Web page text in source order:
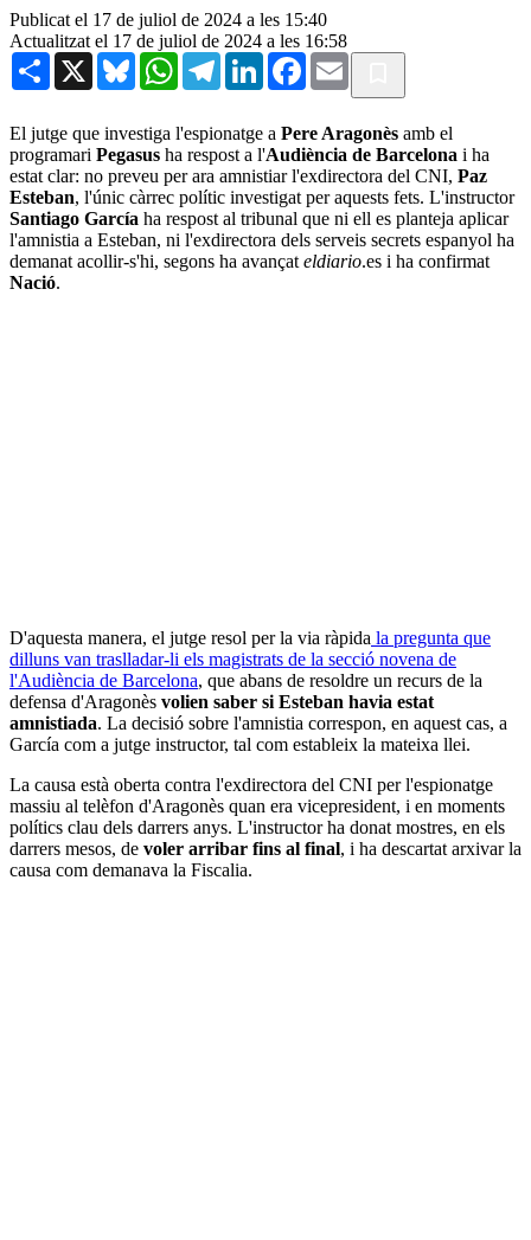
Publicat el 17 de juliol de 2024 a les 15:40
Actualitzat el 17 de juliol de 2024 a les 16:58
Share X BlueskyWhatsAppTelegramLinkedInFacebook
Email
El jutge que investiga l'espionatge a Pere Aragonès amb el
programari Pegasus ha respost a l'Audiència de Barcelona i ha
estat clar: no preveu per ara amnistiar l'exdirectora del CNI, Paz
Esteban, l'únic càrrec polític investigat per aquests fets. L'instructor
Santiago García ha respost al tribunal que ni ell es planteja aplicar
l'amnistia a Esteban, ni l'exdirectora dels serveis secrets espanyol ha
demanat acollir-s'hi, segons ha avançat eldiario.es i ha confirmat
Nació.
D'aquesta manera, el jutge resol per la via ràpida la pregunta que
dilluns van traslladar-li els magistrats de la secció novena de
l'Audiència de Barcelona, que abans de resoldre un recurs de la
defensa d'Aragonès volien saber si Esteban havia estat
amnistiada. La decisió sobre l'amnistia correspon, en aquest cas, a
García com a jutge instructor, tal com estableix la mateixa llei.
La causa està oberta contra l'exdirectora del CNI per l'espionatge
massiu al telèfon d'Aragonès quan era vicepresident, i en moments
polítics clau dels darrers anys. L'instructor ha donat mostres, en els
darrers mesos, de voler arribar fins al final, i ha descartat arxivar la
causa com demanava la Fiscalia.